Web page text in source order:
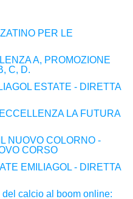
PER LE
A, PROMOZIONE
C, D.
ESTATE - DIRETTA
LA FUTURA
NUOVO COLORNO -
CORSO
EMILIAGOL - DIRETTA
calcio al boom online: